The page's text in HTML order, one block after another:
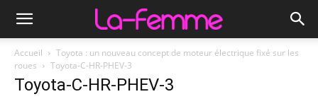
Accueil
Toyota : un nouveau concept de moteur électrique fixé sur les
roues
Toyota-C-HR-PHEV-3
Toyota-C-HR-PHEV-3